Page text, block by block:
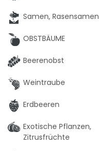
Samen, Rasensamen
OBSTBÄUME
Beerenobst
Weintraube
Erdbeeren
Exotische Pflanzen,
Zitrusfrüchte